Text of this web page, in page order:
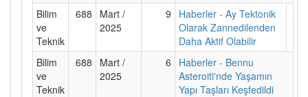
Bilim
ve
Teknik
688
Mart /
2025
9
Haberler - Ay Tektonik
Olarak Zannedilenden
Daha Aktif Olabilir
Bilim
ve
Teknik
688
Mart /
2025
6
Haberler - Bennu
Asteroiti'nde Yaşamın
Yapı Taşları Keşfedildi